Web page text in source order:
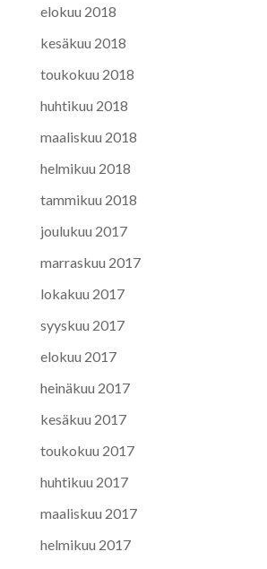
elokuu 2018
kesäkuu 2018
toukokuu 2018
huhtikuu 2018
maaliskuu 2018
helmikuu 2018
tammikuu 2018
joulukuu 2017
marraskuu 2017
lokakuu 2017
syyskuu 2017
elokuu 2017
heinäkuu 2017
kesäkuu 2017
toukokuu 2017
huhtikuu 2017
maaliskuu 2017
helmikuu 2017